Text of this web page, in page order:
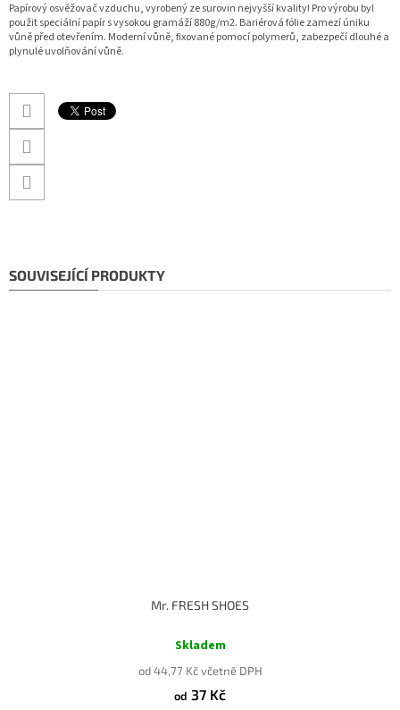
Papírový osvěžovač vzduchu, vyrobený ze surovin nejvyšší kvality! Pro výrobu byl
použit speciální papír s vysokou gramáží 880g/m2. Bariérová fólie zamezí úniku
vůně před otevřením. Moderní vůně, fixované pomocí polymerů, zabezpečí dlouhé a
plynulé uvolňování vůně.
SOUVISEJÍCÍ PRODUKTY
Mr. FRESH SHOES
hodnocení
je
4,0
Skladem
od 44,77 Kč včetně DPH
od 37 Kč